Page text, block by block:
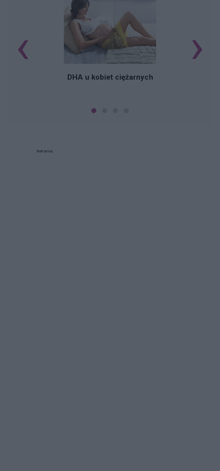
DHA u kobiet ciężarnych
‹ ›
Reklama: